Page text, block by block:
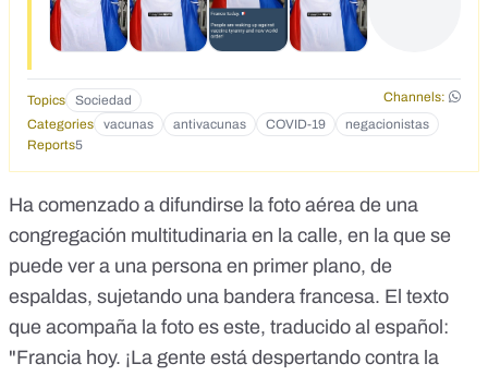
Topics Sociedad
Channels:
Categories
vacunas antivacunas COVID-19
negacionistas
Reports5
Ha comenzado a difundirse la foto aérea de una
congregación multitudinaria en la calle, en la que se
puede ver a una persona en primer plano, de
espaldas, sujetando una bandera francesa. El texto
que acompaña la foto es este, traducido al español:
"Francia hoy. ¡La gente está despertando contra la